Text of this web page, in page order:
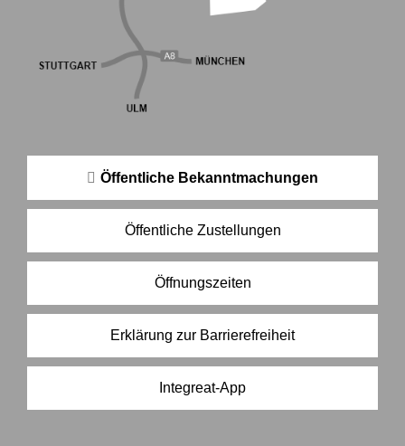
Öffentliche Bekanntmachungen
Öffentliche Zustellungen
Öffnungszeiten
Erklärung zur Barrierefreiheit
Integreat-App